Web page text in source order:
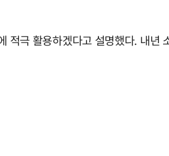
적극 활용하겠다고 설명했다. 내년